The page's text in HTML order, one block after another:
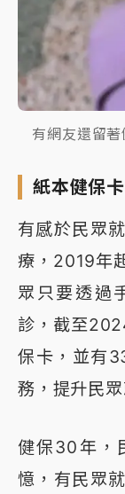
有網友還留
紙本健保
有感於民眾
療，2019年
眾只要透過
診，截至
保卡，並有
務，提升民
健保30年，
憶，有民眾